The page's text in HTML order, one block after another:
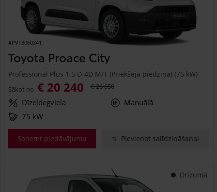
#PVT3060341
Toyota Proace City
Professional Plus 1.5 D-4D M/T (Priekšējā piedziņa) (75 kW)
Sākot no € 20 240 € 26 650
Dīzeļdegviela
Manuālā
75 kW
Saņemt piedāvājumu Pievienot salīdzināšanai
Drīzumā